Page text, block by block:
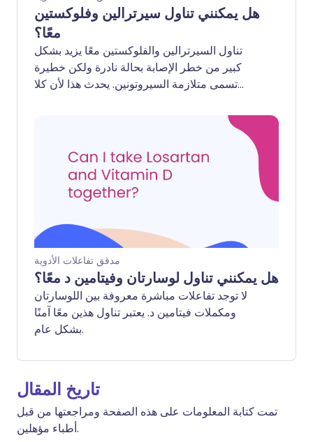
هل يمكنني تناول سيرترالين وفلوكستين
معًا؟
تناول السيرترالين والفلوكستين معًا يزيد بشكل
كبير من خطر الإصابة بحالة نادرة ولكن خطيرة
تسمى متلازمة السيروتونين. يحدث هذا لأن كلا
أعراضًا مثل الارتعاش، الإسهال، الارتباك، تشنج
العضلات الشديد، الحمى، وحتى النوبات. بالإضافة
إلى ذلك، يمكن للفلوكستين أن يبطئ من كيفية
تكسير جسمك للسيرترالين، مما يؤدي إلى تراكم
مدقق تفاعلات الأدوية
هل يمكنني تناول لوسارتان وفيتامين د معًا؟
لا توجد تفاعلات مباشرة معروفة بين اللوسارتان
ومكملات فيتامين د. يعتبر تناول هذين معًا آمنًا
بشكل عام.
تاريخ المقال
تمت كتابة المعلومات على هذه الصفحة ومراجعتها من قبل
أطباء مؤهلين.